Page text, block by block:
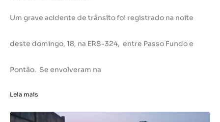
Um grave acidente de trânsito foi registrado na noite
deste domingo, 18, na ERS-324, entre Passo Fundo e
Pontão. Se envolveram na
Leia mais